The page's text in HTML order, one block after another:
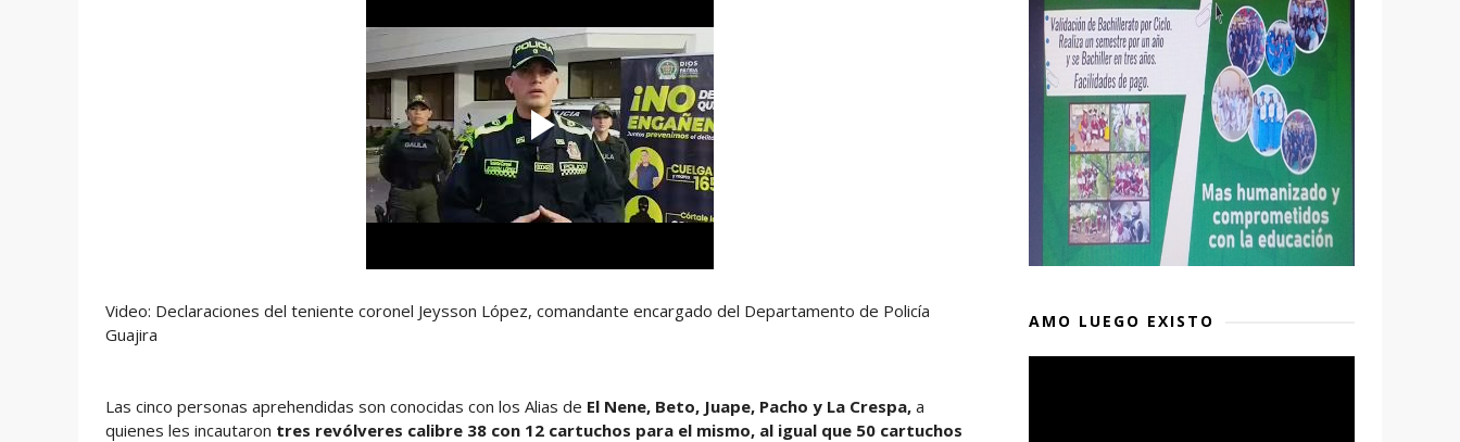
Video: Declaraciones del teniente coronel Jeysson López, comandante encargado del Departamento de Policía
Guajira
Las cinco personas aprehendidas son conocidas con los Alias de El Nene, Beto, Juape, Pacho y La Crespa, a
quienes les incautaron tres revólveres calibre 38 con 12 cartuchos para el mismo, al igual que 50 cartuchos
AMO LUEGO EXISTO